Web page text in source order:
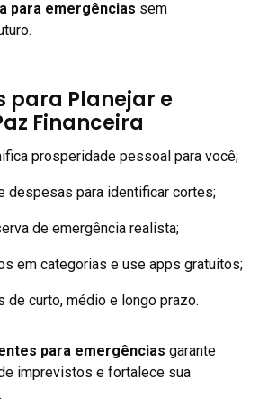
para emergências sem
para Planejar e
Financeira
prosperidade pessoal para você;
despesas para identificar cortes;
de emergência realista;
em categorias e use apps gratuitos;
de curto, médio e longo prazo.
para emergências garante
imprevistos e fortalece sua